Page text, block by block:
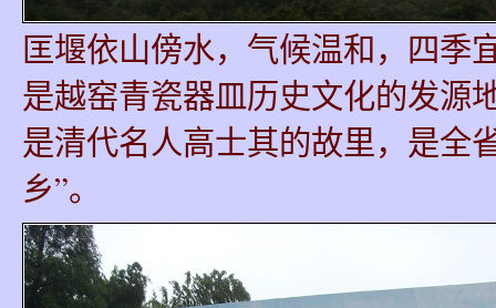
匡堰依山傍水，气候温和，四季
是越窑青瓷器皿历史文化的发源
是清代名人高士其的故里，是全
乡”。